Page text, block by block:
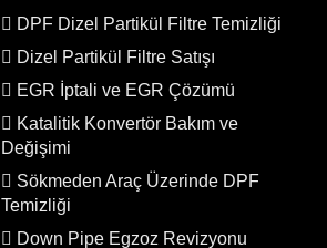
DPF Dizel Partikül Filtre Temizliği
Dizel Partikül Filtre Satışı
EGR İptali ve EGR Çözümü
Katalitik Konvertör Bakım ve
Değişimi
Sökmeden Araç Üzerinde DPF
Temizliği
Down Pipe Egzoz Revizyonu